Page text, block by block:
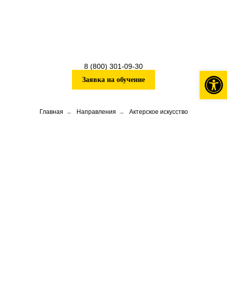
8 (800) 301-09-30
Заявка на обучение
Главная → Направления → Актерское искусство